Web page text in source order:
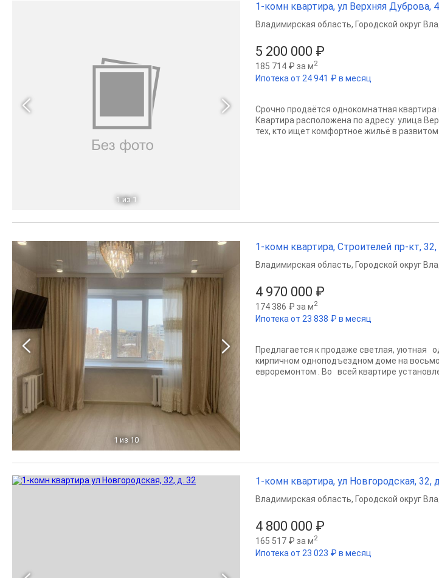
1 из 1
1-комн квартира, ул Верхняя Дуброва,
5 200 000 ₽
185 714 ₽ за м2
Ипотека от 24 941 ₽ в месяц
Владимирская область, Городской округ
Срочно продаётся однокомнатная
Квартира расположена по адресу: улица
тех, кто ищет комфортное жильё в развитом
1 из 10
1-комн квартира, Строителей пр-кт,
4 970 000 ₽
174 386 ₽ за м2
Ипотека от 23 838 ₽ в месяц
Владимирская область, Городской округ
Предлагается к продаже светлая, уютная
кирпичном одноподъездном доме на
евроремонтом . Во всей квартире
1-комн квартира, ул Новгородская, 32,
4 800 000 ₽
165 517 ₽ за м2
Ипотека от 23 023 ₽ в месяц
Владимирская область, Городской округ